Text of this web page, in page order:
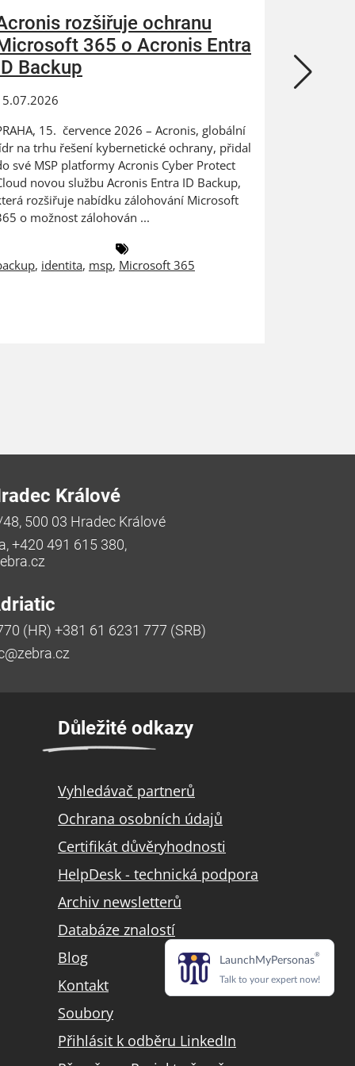
rozšiřuje ochranu
365 o Acronis Entra
Backup
15. července 2026 – Acronis, globální
na trhu řešení kybernetické ochrany, přidal
své MSP platformy Acronis Cyber Protect
novou službu Acronis Entra ID Backup,
rozšiřuje nabídku zálohování Microsoft
o možnost zálohován ...
, identita, msp, Microsoft 365
Králové
500 03 Hradec Králové
+420 491 615 380,
(HR) +381 61 6231 777 (SRB)
Důležité odkazy
Vyhledávač partnerů
Ochrana osobních údajů
Certifikát důvěryhodnosti
HelpDesk - technická podpora
Archiv newsletterů
Databáze znalostí
Blog
Kontakt
Soubory
Přihlásit k odběru LinkedIn